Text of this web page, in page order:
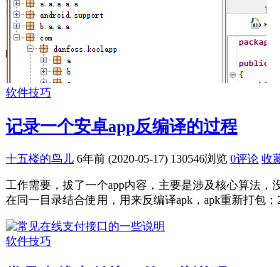
软件技巧
记录一个安卓app反编译的过程
十五楼的鸟儿 6年前 (2020-05-17) 130546浏览 0评论 收
工作需要，拔了一个app内容，主要是涉及核心算法，
在同一目录结合使用，用来反编译apk，apk重新打包；
软件技巧